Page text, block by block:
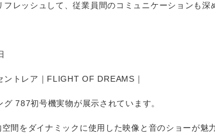
フレッシュして、従業員間のコミュニケーションも深
ントレア｜FLIGHT OF DREAMS｜
グ 787初号機実物が展示されています。
間をダイナミックに使用した映像と音のショーが魅